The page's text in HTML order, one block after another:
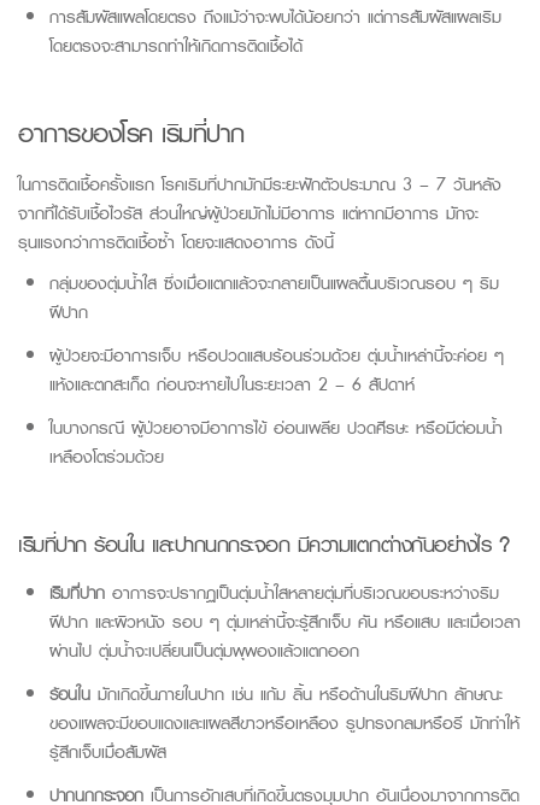
การสัมผัสแผลโดยตรง ถึงแม้ว่าจะพบได้น้อยกว่า แต่การสัมผัสแผลเริม
โดยตรงจะสามารถทำให้เกิดการติดเชื้อได้
อาการของโรค เริมที่ปาก
ในการติดเชื้อครั้งแรกโรคเริมที่ปากมักมีระยะฟักตัวประมาณ 3 – 7 วันหลัง
จากที่ได้รับเชื้อไวรัส ส่วนใหญ่ผู้ป่วยมักไม่มีอาการ แต่หากมีอาการ มักจะ
รุนแรงกว่าการติดเชื้อซ้ำ โดยจะแสดงอาการ ดังนี้
กลุ่มของตุ่มน้ำใส ซึ่งเมื่อแตกแล้วจะกลายเป็นแผลตื้นบริเวณรอบ ๆ ริม
ฝีปาก
ผู้ป่วยจะมีอาการเจ็บ หรือปวดแสบร้อนร่วมด้วย ตุ่มน้ำเหล่านี้จะค่อย ๆ
แห้งและตกสะเก็ด ก่อนจะหายไปในระยะเวลา 2 – 6 สัปดาห์
ในบางกรณี ผู้ป่วยอาจมีอาการไข้ อ่อนเพลีย ปวดศีรษะ หรือมีต่อมน้ำ
เหลืองโตร่วมด้วย
เริมที่ปาก ร้อนใน และปากนกกระจอก มีความแตกต่างกันอย่างไร?
เริมที่ปาก อาการจะปรากฏเป็นตุ่มน้ำใสหลายตุ่มที่บริเวณขอบระหว่างริม
ฝีปาก และผิวหนัง รอบ ๆ ตุ่มเหล่านี้จะรู้สึกเจ็บ คัน หรือแสบ และเมื่อเวลา
ผ่านไป ตุ่มน้ำจะเปลี่ยนเป็นตุ่มพุพองแล้วแตกออก
ร้อนใน มักเกิดขึ้นภายในปาก เช่น แก้ม ลิ้น หรือด้านในริมฝีปาก ลักษณะ
ของแผลจะมีขอบแดงและแผลสีขาวหรือเหลือง รูปทรงกลมหรือรี มักทำให้
รู้สึกเจ็บเมื่อสัมผัส
ปากนกกระจอก เป็นการอักเสบที่เกิดขึ้นตรงมุมปาก อันเนื่องมาจากการติด